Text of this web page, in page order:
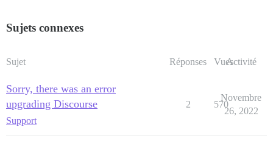
Sujets connexes
Sujet Réponses VuesActivité
Sorry, there was an error
upgrading Discourse
Support
2 570
Novembre
26, 2022